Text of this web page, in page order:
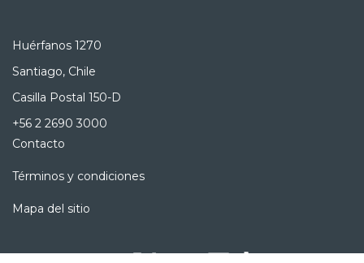
Huérfanos 1270
Santiago, Chile
Casilla Postal 150-D
+56 2 2690 3000
Contacto
Términos y condiciones
Mapa del sitio